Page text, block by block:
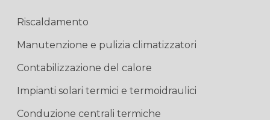
Riscaldamento
Manutenzione e pulizia climatizzatori
Contabilizzazione del calore
Impianti solari termici e termoidraulici
Conduzione centrali termiche